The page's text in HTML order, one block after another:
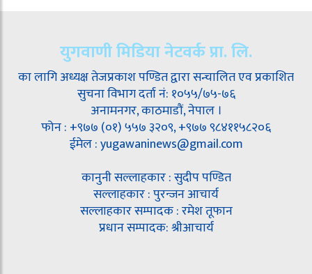
युगवाणी मिडिया नेटवर्क प्रा. लि.
का लागि अध्यक्ष तेजप्रकाश पण्डित द्वारा सन्चालित एव प्रकाशित
सुचना विभाग दर्ता नं: १०५५/७५-७६
अनामनगर, काठमाडौं, नेपाल ।
फोन : +९७७ (०१) ५५७ ३२०९, +९७७ ९८४११५८२०६
ईमेल : yugawaninews@gmail.com
कानुनी सल्लाहकार : सुदीप पण्डित
सल्लाहकार : पुरन्जन आचार्य
सल्लाहकार सम्पादक : रमेश तूफान
प्रधान सम्पादक: श्रीआचार्य